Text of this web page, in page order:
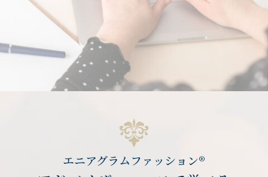
エニアグラムファッション®︎